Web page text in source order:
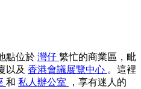
點位於 灣仔 繁忙的商業區，毗
以及 香港會議展覽中心 。這裡
和 私人辦公室
，享有迷人的